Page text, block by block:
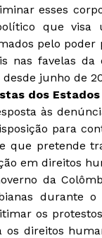
esses
que visa
pelo poder
nas favelas
junho de
dos
às
para
que pretende
em direitos
da
durante
os
os direitos